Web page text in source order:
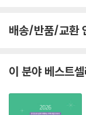
배송/반품/교환
이 분야 베스트셀